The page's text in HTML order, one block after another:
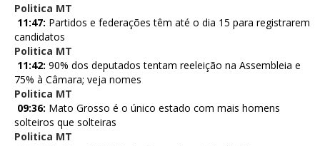
Politica MT
11:47: Partidos e federações têm até o dia 15 para registrarem
candidatos
Politica MT
11:42: 90% dos deputados tentam reeleição na Assembleia e
75% à Câmara; veja nomes
Politica MT
09:36: Mato Grosso é o único estado com mais homens
solteiros que solteiras
Politica MT